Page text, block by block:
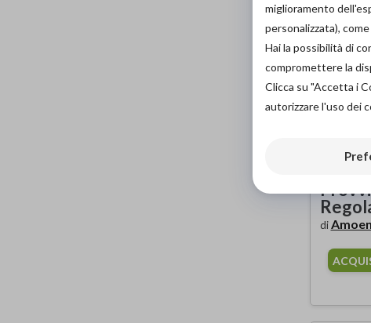
di
miglioramento
personalizzata),
Hai la possibilità di
compromettere la
Clicca su "Accetta i
autorizzare l'uso dei